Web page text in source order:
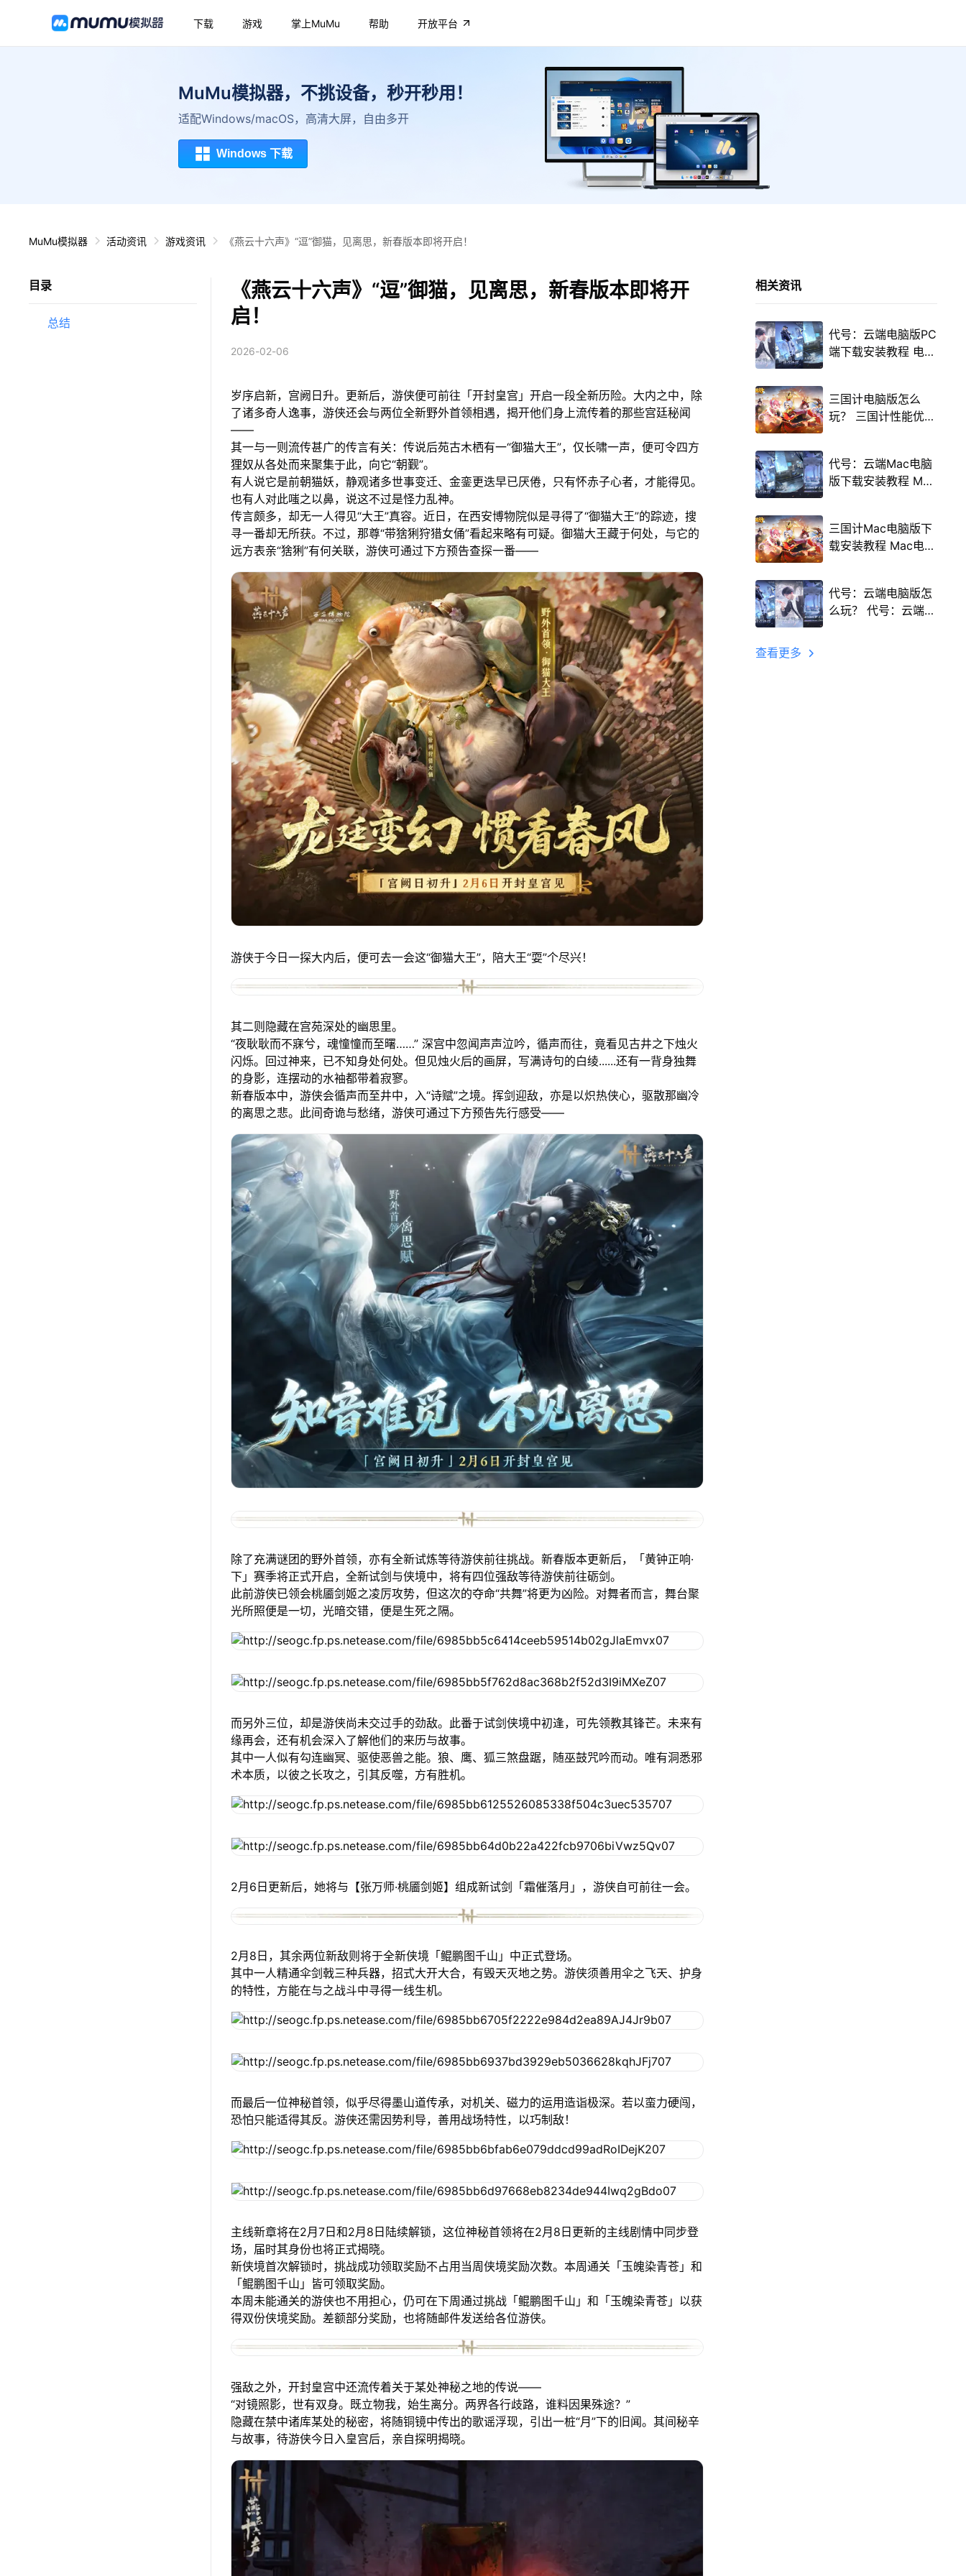
下载 游戏 掌上MuMu 帮助 开放平台
MuMu模拟器，不挑设备，秒开秒用！
适配Windows/macOS，高清大屏，自由多开
Windows 下载
MuMu模拟器 活动资讯 游戏资讯 《燕云十六声》“逗”御猫，见离思，新春版本即将开启！
目录
总结
《燕云十六声》“逗”御猫，见离思，新春版本即将开
启！
2026-02-06
岁序启新，宫阙日升。更新后，游侠便可前往「开封皇宫」开启一段全新历险。大内之中，除
了诸多奇人逸事，游侠还会与两位全新野外首领相遇，揭开他们身上流传着的那些宫廷秘闻
——
其一与一则流传甚广的传言有关：传说后苑古木栖有一“御猫大王”，仅长啸一声，便可令四方
狸奴从各处而来聚集于此，向它“朝觐”。
有人说它是前朝猫妖，静观诸多世事变迁、金銮更迭早已厌倦，只有怀赤子心者，才能得见。
也有人对此嗤之以鼻，说这不过是怪力乱神。
传言颇多，却无一人得见“大王”真容。近日，在西安博物院似是寻得了“御猫大王”的踪迹，搜
寻一番却无所获。不过，那尊“带猞猁狩猎女俑”看起来略有可疑。御猫大王藏于何处，与它的
远方表亲“猞猁”有何关联，游侠可通过下方预告查探一番——
游侠于今日一探大内后，便可去一会这“御猫大王”，陪大王“耍”个尽兴！
其二则隐藏在宫苑深处的幽思里。
“夜耿耿而不寐兮，魂憧憧而至曙……” 深宫中忽闻声声泣吟，循声而往，竟看见古井之下烛火
闪烁。回过神来，已不知身处何处。但见烛火后的画屏，写满诗句的白绫......还有一背身独舞
的身影，连摆动的水袖都带着寂寥。
新春版本中，游侠会循声而至井中，入“诗赋”之境。挥剑迎敌，亦是以炽热侠心，驱散那幽冷
的离思之悲。此间奇诡与愁绪，游侠可通过下方预告先行感受——
除了充满谜团的野外首领，亦有全新试炼等待游侠前往挑战。新春版本更新后，「黄钟正响·
下」赛季将正式开启，全新试剑与侠境中，将有四位强敌等待游侠前往砺剑。
此前游侠已领会桃靥剑姬之凌厉攻势，但这次的夺命“共舞”将更为凶险。对舞者而言，舞台聚
光所照便是一切，光暗交错，便是生死之隔。
而另外三位，却是游侠尚未交过手的劲敌。此番于试剑侠境中初逢，可先领教其锋芒。未来有
缘再会，还有机会深入了解他们的来历与故事。
其中一人似有勾连幽冥、驱使恶兽之能。狼、鹰、狐三煞盘踞，随巫鼓咒吟而动。唯有洞悉邪
术本质，以彼之长攻之，引其反噬，方有胜机。
2月6日更新后，她将与【张万师·桃靥剑姬】组成新试剑「霜催落月」，游侠自可前往一会。
2月8日，其余两位新敌则将于全新侠境「鲲鹏图千山」中正式登场。
其中一人精通伞剑戟三种兵器，招式大开大合，有毁天灭地之势。游侠须善用伞之飞天、护身
的特性，方能在与之战斗中寻得一线生机。
而最后一位神秘首领，似乎尽得墨山道传承，对机关、磁力的运用造诣极深。若以蛮力硬闯，
恐怕只能适得其反。游侠还需因势利导，善用战场特性，以巧制敌！
主线新章将在2月7日和2月8日陆续解锁，这位神秘首领将在2月8日更新的主线剧情中同步登
场，届时其身份也将正式揭晓。
新侠境首次解锁时，挑战成功领取奖励不占用当周侠境奖励次数。本周通关「玉魄染青苍」和
「鲲鹏图千山」皆可领取奖励。
本周未能通关的游侠也不用担心，仍可在下周通过挑战「鲲鹏图千山」和「玉魄染青苍」以获
得双份侠境奖励。差额部分奖励，也将随邮件发送给各位游侠。
强敌之外，开封皇宫中还流传着关于某处神秘之地的传说——
“对镜照影，世有双身。既立物我，始生离分。两界各行歧路，谁料因果殊途？”
隐藏在禁中诸库某处的秘密，将随铜镜中传出的歌谣浮现，引出一桩“月”下的旧闻。其间秘辛
与故事，待游侠今日入皇宫后，亲自探明揭晓。
相关资讯
代号：云端电脑版PC
端下载安装教程 电脑
三国计电脑版怎么
玩？ 三国计性能优化
程
代号：云端Mac电脑
版下载安装教程 Mac
三国计Mac电脑版下
载安装教程 Mac电脑
代号：云端电脑版怎
么玩？ 代号：云端性
查看更多